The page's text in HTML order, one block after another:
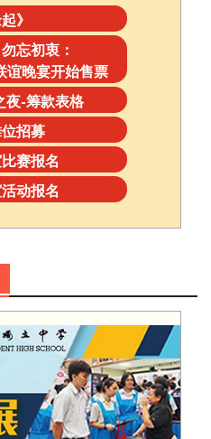
》
忘初衷：
谊晚宴开始售票
夜-筹款表格
招募
赛报名
动报名